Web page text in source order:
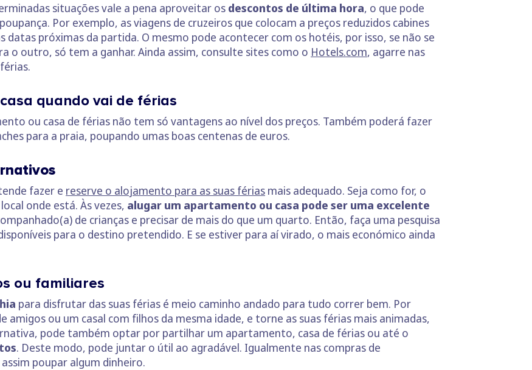
situações vale a pena aproveitar os descontos de última hora, o que pode
Por exemplo, as viagens de cruzeiros que colocam a preços reduzidos cabines
datas próximas da partida. O mesmo pode acontecer com os hotéis, por isso, se não se
o outro, só tem a ganhar. Ainda assim, consulte sites como o Hotels.com, agarre nas
quando vai de férias
ou casa de férias não tem só vantagens ao nível dos preços. Também poderá fazer
para a praia, poupando umas boas centenas de euros.
fazer e reserve o alojamento para as suas férias mais adequado. Seja como for, o
onde está. Às vezes, alugar um apartamento ou casa pode ser uma excelente
de crianças e precisar de mais do que um quarto. Então, faça uma pesquisa
para o destino pretendido. E se estiver para aí virado, o mais económico ainda
ou familiares
para disfrutar das suas férias é meio caminho andado para tudo correr bem. Por
amigos ou um casal com filhos da mesma idade, e torne as suas férias mais animadas,
pode também optar por partilhar um apartamento, casa de férias ou até o
. Deste modo, pode juntar o útil ao agradável. Igualmente nas compras de
poupar algum dinheiro.